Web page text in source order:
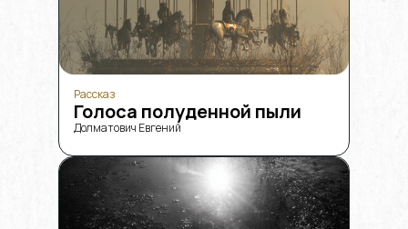
Рассказ
Голоса полуденной пыли
Долматович Евгений